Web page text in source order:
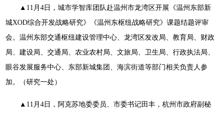
▲11月4日，城市学智库团队赴温州市龙湾区开展《温州东部新
城XOD综合开发战略研究》《温州东枢纽战略研究》课题结题评审
会。温州东部交通枢纽建设管理中心、龙湾区发改局、教育局、财政
局、建设局、交通局、农业农村局、文旅局、卫生局、行政执法局、
眼谷发展服务中心、东部新城集团、海滨街道等部门相关负责人参
加。（研究一处）
▲11月4日，阿克苏地委委员、市委书记田丰，杭州市政府副秘